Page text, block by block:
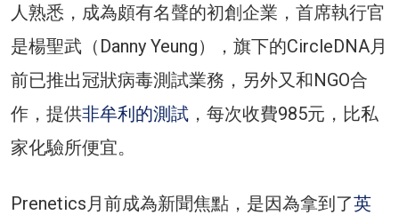
人熟悉，成為頗有名聲的初創企業，首席執行官
是楊聖武（Danny Yeung），旗下的CircleDNA月
前已推出冠狀病毒測試業務，另外又和NGO合
作，提供非牟利的測試 ，每次收費985元，比私
家化驗所便宜。
Prenetics月前成為新聞焦點，是因為拿到了英